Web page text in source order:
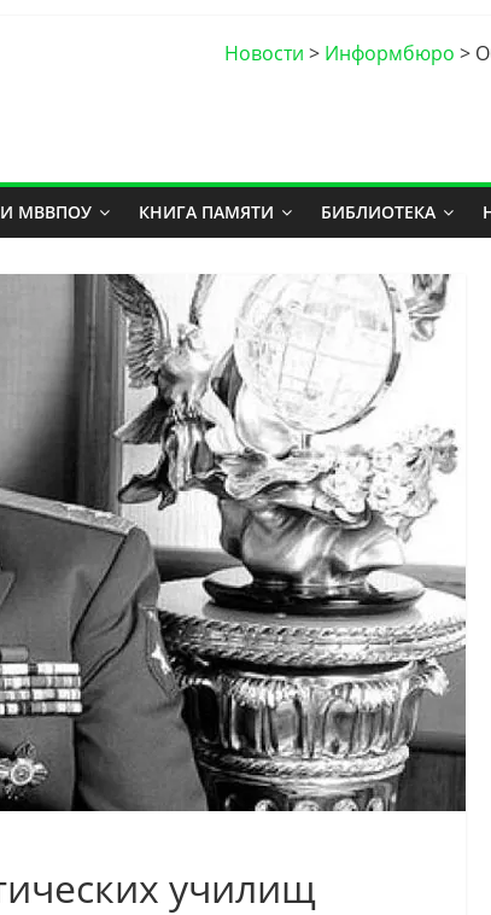
Новости > Информбюро >
МВВПОУ КНИГА ПАМЯТИ БИБЛИОТЕКА
училищ